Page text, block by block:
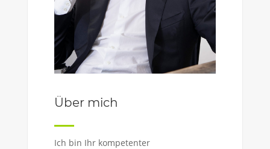
Über mich
Ich bin Ihr kompetenter